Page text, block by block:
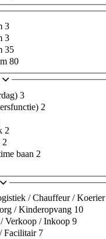
3
3
35
80
3
2
2
2
baan 2
/ Chauffeur / Koerier
/ Kinderopvang 10
Verkoop / Inkoop 9
Facilitair 7